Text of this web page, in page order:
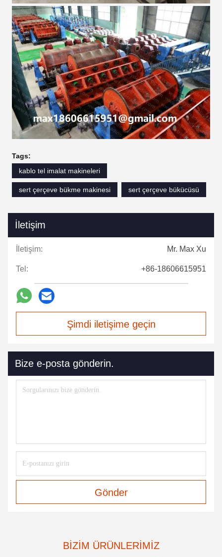
Tags:
kablo tel imalat makineleri
sert çerçeve bükme makinesi sert çerçeve bükücüsü
İletişim
İletişim: Mr. Max Xu
Tel: +86-18606615951
Şimdi iletişime geçin
Bize e-posta gönderin.
Gönder
BIZIM ÜRÜNLERIMIZ